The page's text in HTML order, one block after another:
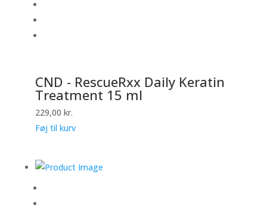
CND - RescueRxx Daily Keratin
Treatment 15 ml
229,00 kr.
Føj til kurv